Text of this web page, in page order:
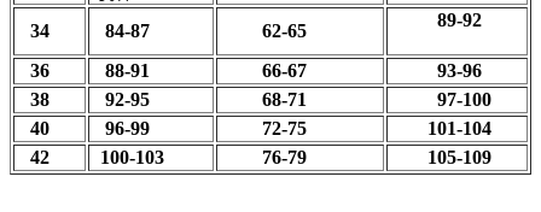
34 84-87 62-65
89-92
36 88-91 66-67
93-96
38
92-95 68-71
97-100
40
96-99 72-75
101-104
42
100-103 76-79 105-109